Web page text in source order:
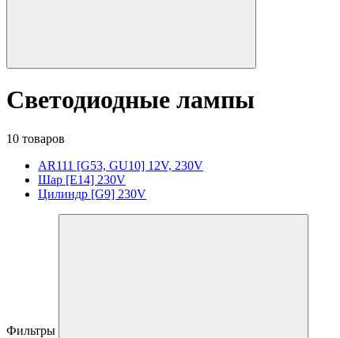
Светодиодные лампы
10 товаров
AR111 [G53, GU10] 12V, 230V
Шар [E14] 230V
Цилиндр [G9] 230V
Фильтры